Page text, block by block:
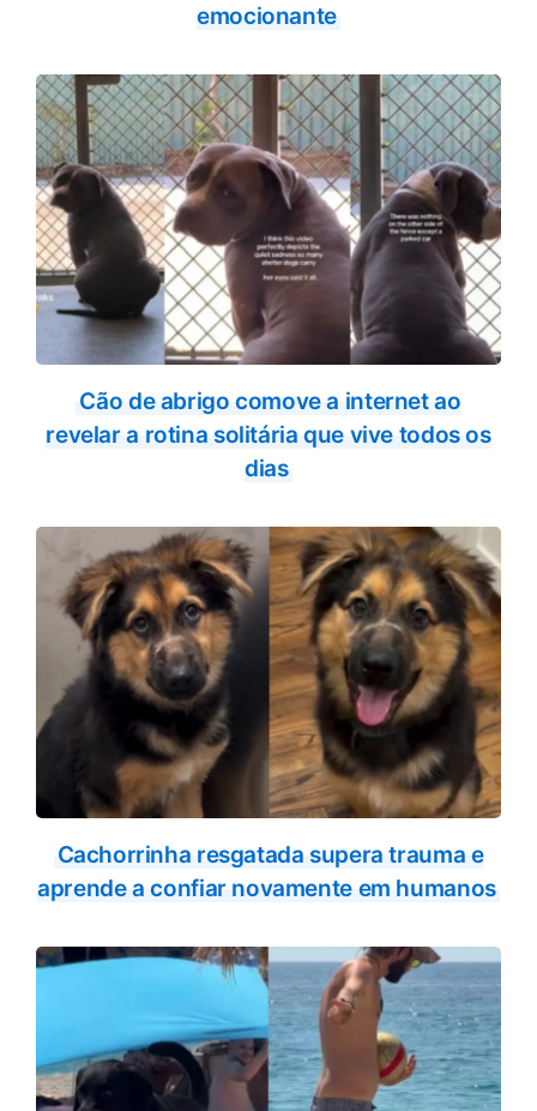
emocionante
Cão de abrigo comove a internet ao
revelar a rotina solitária que vive todos os
dias
Cachorrinha resgatada supera trauma e
aprende a confiar novamente em humanos